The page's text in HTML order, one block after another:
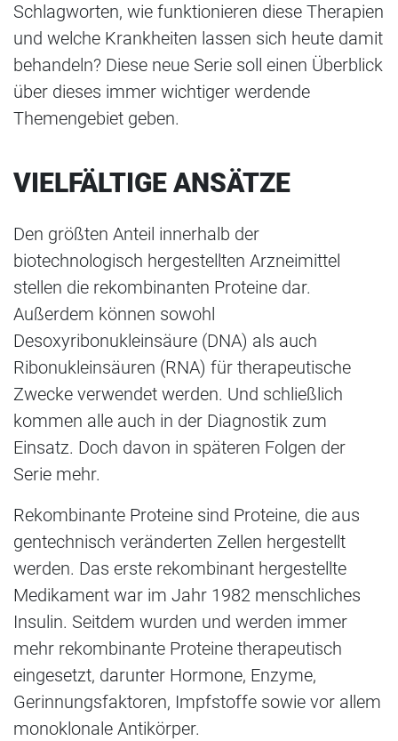
Schlagworten, wie funktionieren diese Therapien
und welche Krankheiten lassen sich heute damit
behandeln? Diese neue Serie soll einen Überblick
über dieses immer wichtiger werdende
Themengebiet geben.
VIELFÄLTIGE ANSÄTZE
Den größten Anteil innerhalb der
biotechnologisch hergestellten Arzneimittel
stellen die rekombinanten Proteine dar.
Außerdem können sowohl
Desoxyribonukleinsäure (DNA) als auch
Ribonukleinsäuren (RNA) für therapeutische
Zwecke verwendet werden. Und schließlich
kommen alle auch in der Diagnostik zum
Einsatz. Doch davon in späteren Folgen der
Serie mehr.
Rekombinante Proteine sind Proteine, die aus
gentechnisch veränderten Zellen hergestellt
werden. Das erste rekombinant hergestellte
Medikament war im Jahr 1982 menschliches
Insulin. Seitdem wurden und werden immer
mehr rekombinante Proteine therapeutisch
eingesetzt, darunter Hormone, Enzyme,
Gerinnungsfaktoren, Impfstoffe sowie vor allem
monoklonale Antikörper.